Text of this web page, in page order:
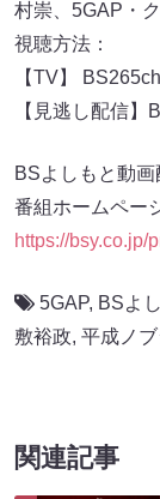
村崇、5GAP・
視聴方法：
【TV】
【見逃し配信】
BSよしもと動画
番組ホームペー
https://bsy.co.jp/
5GAP, BSよ
敷裕政, 平成ノ
関連記事